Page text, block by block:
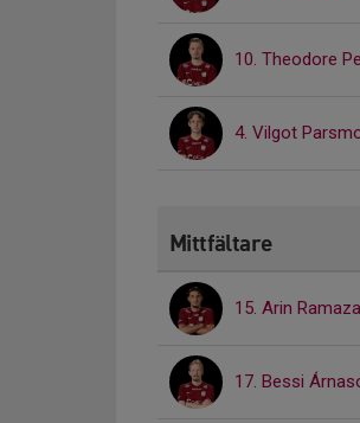
10. Theodore
4. Vilgot
Mittfältare
15. Arin
17. Bessi